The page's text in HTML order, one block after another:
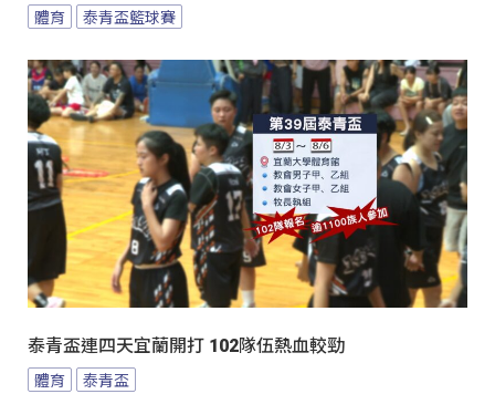
體育 泰青盃籃球賽
泰青盃連四天宜蘭開打 102隊伍熱血較勁
體育 泰青盃